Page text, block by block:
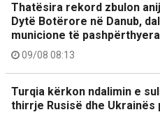
Thatësira rekord zbulon
Dytë Botërore në Danub,
municione të pashpërthyera
09/08 08:13
Turqia kërkon ndalimin e
thirrje Rusisë dhe Ukrainës